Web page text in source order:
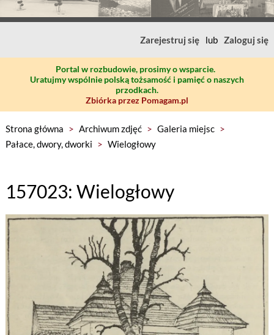
Zarejestruj się lub Zaloguj się
Portal w rozbudowie, prosimy o wsparcie.
Uratujmy wspólnie polską tożsamość i pamięć o naszych
przodkach.
Zbiórka przez Pomagam.pl
Strona główna > Archiwum zdjęć > Galeria miejsc >
Pałace, dwory, dworki > Wielogłowy
157023: Wielogłowy